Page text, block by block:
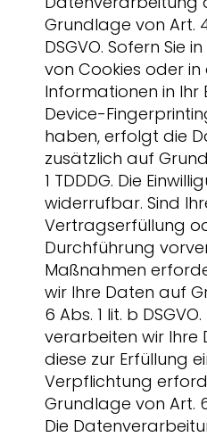
Datenverarbeitung
Grundlage von Art.
DSGVO. Sofern Sie
von Cookies oder
Informationen in Ihr
Device-
haben, erfolgt die
zusätzlich auf
1 TDDDG. Die
widerrufbar. Sind
Vertragserfüllung
Durchführung
Maßnahmen
wir Ihre Daten auf
6 Abs. 1 lit. b
verarbeiten wir Ihre
diese zur Erfüllung
Verpflichtung
Grundlage von Art. 6
Die